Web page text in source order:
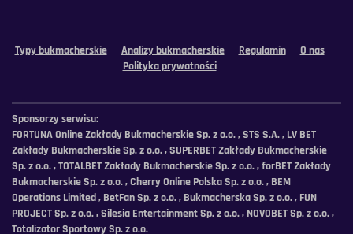
Typy bukmacherskie Analizy bukmacherskie Regulamin
O nas
Polityka prywatności
Sponsorzy serwisu:
FORTUNA Online Zakłady Bukmacherskie Sp. z o.o. , STS S.A. , LV BET
Zakłady Bukmacherskie Sp. z o.o. , SUPERBET Zakłady Bukmacherskie
Sp. z o.o. , TOTALBET Zakłady Bukmacherskie Sp. z o.o. , forBET Zakłady
Bukmacherskie Sp. z o.o. , Cherry Online Polska Sp. z o.o. , BEM
Operations Limited , BetFan Sp. z o.o. , Bukmacherska Sp. z o.o. , FUN
PROJECT Sp. z o.o. , Silesia Entertainment Sp. z o.o. , NOVOBET Sp. z o.o. ,
Totalizator Sportowy Sp. z o.o.